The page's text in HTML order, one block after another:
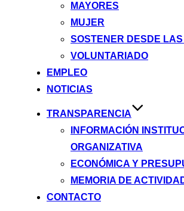
MAYORES
MUJER
SOSTENER DESDE
VOLUNTARIADO
EMPLEO
NOTICIAS
TRANSPARENCIA
INFORMACIÓN
ORGANIZATIVA
ECONÓMICA Y
MEMORIA DE
CONTACTO